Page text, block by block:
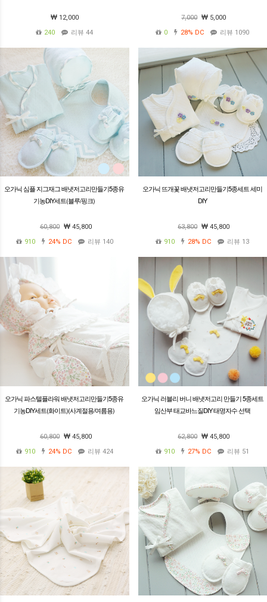
12,000
240
리뷰 44
7,000
5,000
0
28% DC 리뷰 1090
오가닉 심플 지그재그 배냇저고리만들기5종유
기농DIY세트(블루/핑크)
60,800
45,800
910
24% DC 리뷰 140
오가닉 뜨개꽃 배냇저고리만들기5종세트 세미
DIY
63,800
45,800
910
28% DC 리뷰 13
오가닉 파스텔플라워 배냇저고리만들기5종유
기농DIY세트(화이트)(사계절용/여름용)
60,800
45,800
910
24% DC 리뷰 424
오가닉 러블리 버니 배냇저고리 만들기 5종세트
임산부 태교바느질DIY 태명자수 선택
62,800
45,800
910
27% DC 리뷰 51